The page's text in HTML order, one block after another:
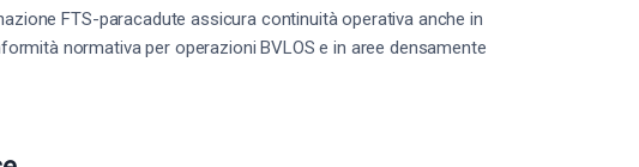
FTS-paracadute assicura continuità operativa anche in
normativa per operazioni BVLOS e in aree densamente